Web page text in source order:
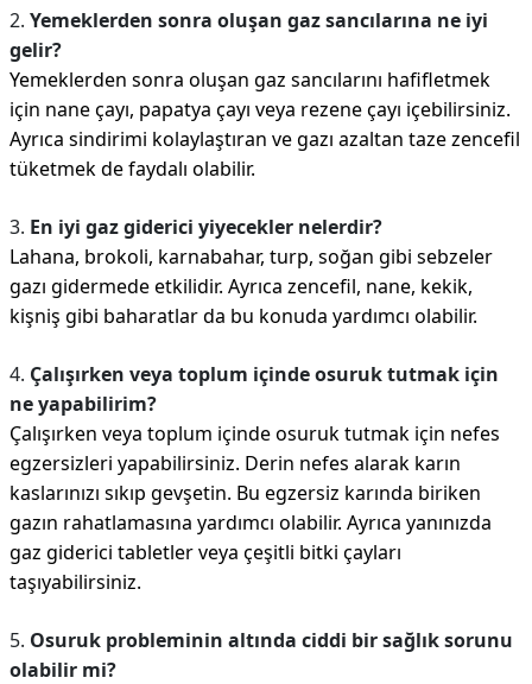
2. Yemeklerden sonra oluşan gaz sancılarına ne iyi
gelir?
Yemeklerden sonra oluşan gaz sancılarını hafifletmek
için nane çayı, papatya çayı veya rezene çayı içebilirsiniz.
Ayrıca sindirimi kolaylaştıran ve gazı azaltan taze zencefil
tüketmek de faydalı olabilir.
3. En iyi gaz giderici yiyecekler nelerdir?
Lahana, brokoli, karnabahar, turp, soğan gibi sebzeler
gazı gidermede etkilidir. Ayrıca zencefil, nane, kekik,
kişniş gibi baharatlar da bu konuda yardımcı olabilir.
4. Çalışırken veya toplum içinde osuruk tutmak için
ne yapabilirim?
Çalışırken veya toplum içinde osuruk tutmak için nefes
egzersizleri yapabilirsiniz. Derin nefes alarak karın
kaslarınızı sıkıp gevşetin. Bu egzersiz karında biriken
gazın rahatlamasına yardımcı olabilir. Ayrıca yanınızda
gaz giderici tabletler veya çeşitli bitki çayları
taşıyabilirsiniz.
5. Osuruk probleminin altında ciddi bir sağlık sorunu
olabilir mi?